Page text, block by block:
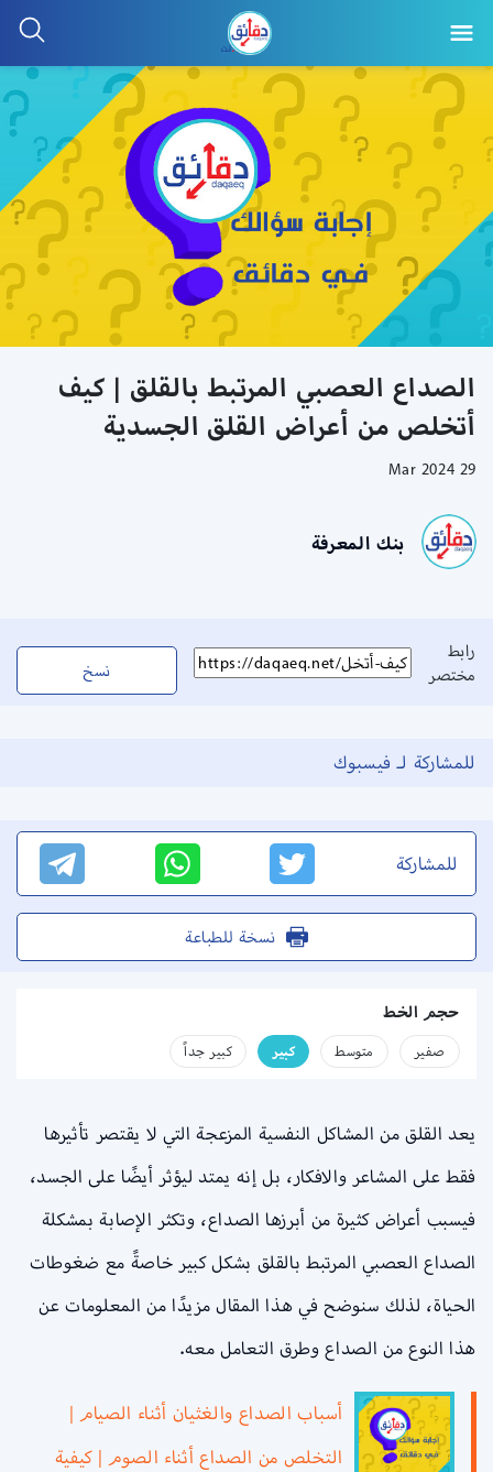
الصداع العصبي المرتبط بالقلق | كيف
أتخلص من أعراض القلق الجسدية
29 Mar 2024
بنك المعرفة
رابط
مختصر
نسخ
للمشاركة لـ فيسبوك
للمشاركة
نسخة للطباعة
حجم الخط
صفير متوسط كبير كبير جداً
يعد القلق من المشاكل النفسية المزعجة التي لا يقتصر تأثيرها
فقط على المشاعر والافكار، بل إنه يمتد ليؤثر أيضًا على الجسد،
فيسبب أعراض كثيرة من أبرزها الصداع، وتكثر الإصابة بمشكلة
الصداع العصبي المرتبط بالقلق بشكل كبير خاصةً مع ضغوطات
الحياة، لذلك سنوضح في هذا المقال مزيدًا من المعلومات عن
هذا النوع من الصداع وطرق التعامل معه.
أسباب الصداع والغثيان أثناء الصيام |
التخلص من الصداع أثناء الصوم | كيفية